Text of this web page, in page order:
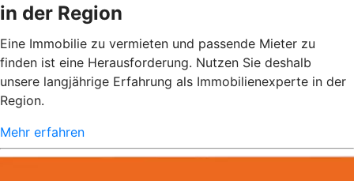
in der Region
Eine Immobilie zu vermieten und passende Mieter zu
finden ist eine Herausforderung. Nutzen Sie deshalb
unsere langjährige Erfahrung als Immobilienexperte in der
Region.
Mehr erfahren